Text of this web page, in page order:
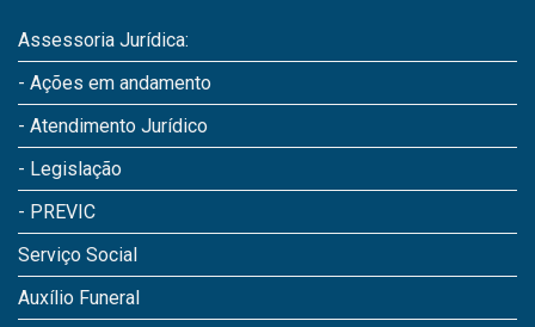
Assessoria Jurídica:
- Ações em andamento
- Atendimento Jurídico
- Legislação
- PREVIC
Serviço Social
Auxílio Funeral